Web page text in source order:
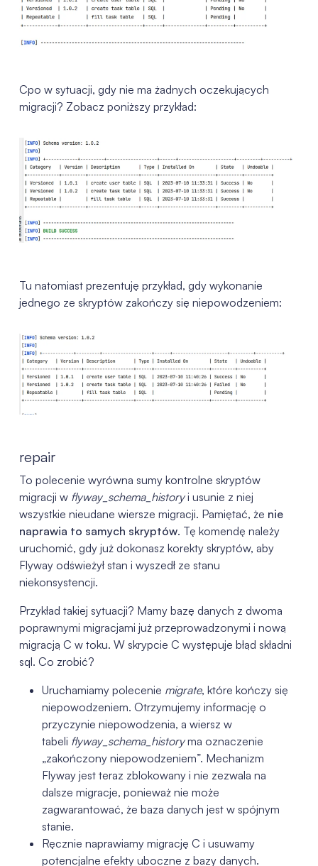
Cpo w sytuacji, gdy nie ma żadnych oczekujących
migracji? Zobacz poniższy przykład:
Tu natomiast prezentuję przykład, gdy wykonanie
jednego ze skryptów zakończy się niepowodzeniem:
repair
To polecenie wyrówna sumy kontrolne skryptów
migracji w flyway_schema_historyi usunie z niej
wszystkie nieudane wiersze migracji. Pamiętać, że nie
naprawia to samych skryptów. Tę komendę należy
uruchomić, gdy już dokonasz korekty skryptów, aby
Flyway odświeżył stan i wyszedł ze stanu
niekonsystencji.
Przykład takiej sytuacji? Mamy bazę danych z dwoma
poprawnymi migracjami już przeprowadzonymi i nową
migracją C w toku. W skrypcie C występuje błąd składni
sql. Co zrobić?
Uruchamiamy polecenie migrate, które kończy się
niepowodzeniem. Otrzymujemy informację o
przyczynie niepowodzenia, a wiersz w
tabeli flyway_schema_historyma oznaczenie
„zakończony niepowodzeniem”. Mechanizm
Flyway jest teraz zblokowany i nie zezwala na
dalsze migracje, ponieważ nie może
zagwarantować, że baza danych jest w spójnym
stanie.
Ręcznie naprawiamy migrację C i usuwamy
potencjalne efekty uboczne z bazy danych.